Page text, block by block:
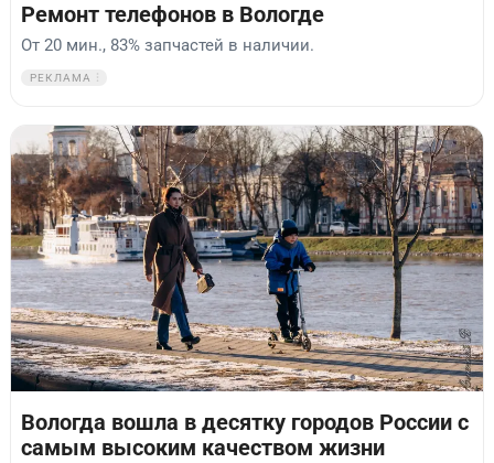
Ремонт телефонов в Вологде
От 20 мин., 83% запчастей в наличии.
РЕКЛАМА
Вологда вошла в десятку городов России с
самым высоким качеством жизни